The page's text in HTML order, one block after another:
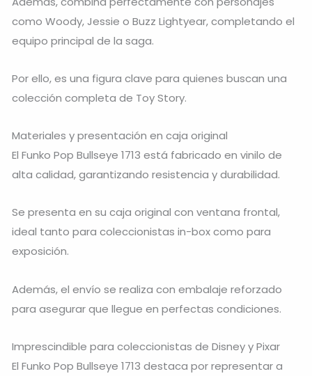
como Woody, Jessie o Buzz Lightyear, completando el
equipo principal de la saga.
Por ello, es una figura clave para quienes buscan una
colección completa de Toy Story.
Materiales y presentación en caja original
El Funko Pop Bullseye 1713 está fabricado en vinilo de
alta calidad, garantizando resistencia y durabilidad.
Se presenta en su caja original con ventana frontal,
ideal tanto para coleccionistas in-box como para
exposición.
Además, el envío se realiza con embalaje reforzado
para asegurar que llegue en perfectas condiciones.
Imprescindible para coleccionistas de Disney y Pixar
El Funko Pop Bullseye 1713 destaca por representar a